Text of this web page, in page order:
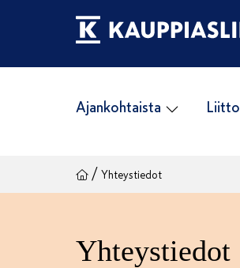
Ajankohtaista Liitto
/ Yhteystiedot
Yhteystiedot